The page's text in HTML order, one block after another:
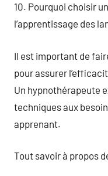
10. Pourquoi choisir
l’apprentissage des
Il est important de
pour assurer
Un hypnothérapeute
techniques aux
apprenant.
Tout savoir à propos